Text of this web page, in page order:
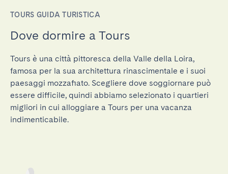
TOURS GUIDA TURISTICA
Dove dormire a Tours
Tours è una città pittoresca della Valle della Loira,
famosa per la sua architettura rinascimentale e i suoi
paesaggi mozzafiato. Scegliere dove soggiornare può
essere difficile, quindi abbiamo selezionato i quartieri
migliori in cui alloggiare a Tours per una vacanza
indimenticabile.